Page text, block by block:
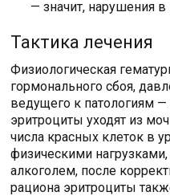
— значит, нарушения в
Тактика лечения
Физиологическая
гормонального сбоя,
ведущего к патологиям —
эритроциты уходят из
числа красных клеток в
физическими
алкоголем, после
рациона эритроциты